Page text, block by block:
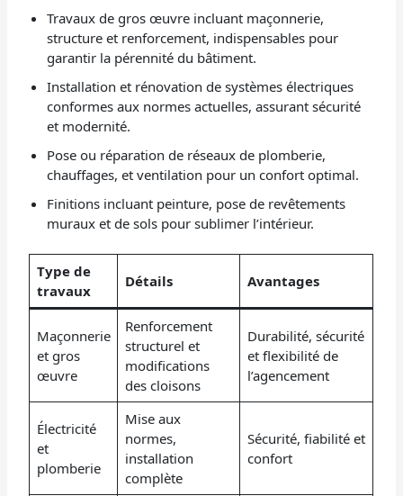
Travaux de gros œuvre incluant maçonnerie,
structure et renforcement, indispensables pour
garantir la pérennité du bâtiment.
Installation et rénovation de systèmes électriques
conformes aux normes actuelles, assurant sécurité
et modernité.
Pose ou réparation de réseaux de plomberie,
chauffages, et ventilation pour un confort optimal.
Finitions incluant peinture, pose de revêtements
muraux et de sols pour sublimer l’intérieur.
Type de
travaux
Détails Avantages
Maçonnerie
et gros
œuvre
Renforcement
structurel et
modifications
des cloisons
Durabilité, sécurité
et flexibilité de
l’agencement
Électricité
et
plomberie
Mise aux
normes,
installation
complète
Sécurité, fiabilité et
confort